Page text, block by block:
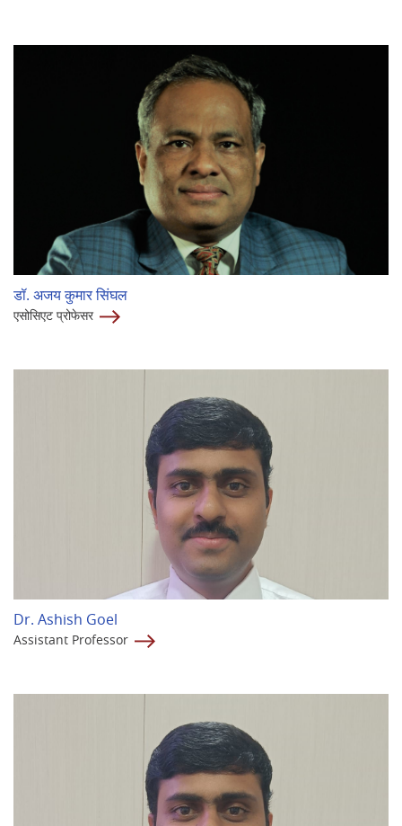
डॉ. अजय कुमार सिंघल
एसोसिएट प्रोफेसर
Dr. Ashish Goel
Assistant Professor